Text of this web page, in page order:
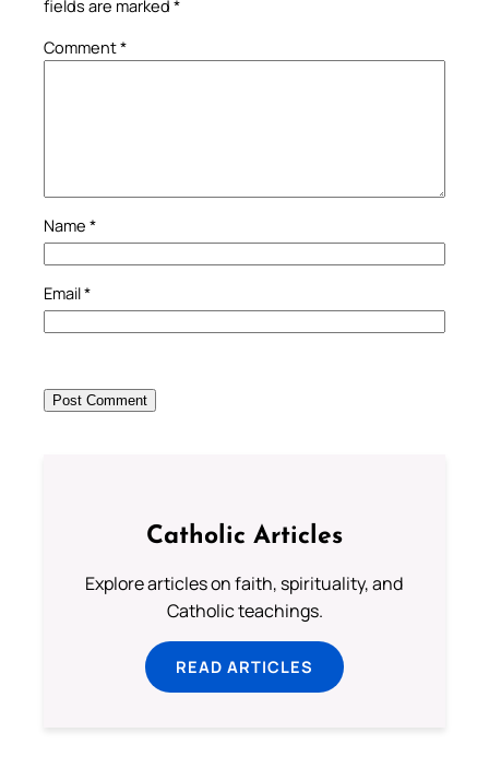
fields are marked *
Comment*
Name *
Email*
Catholic Articles
Explore articles on faith, spirituality, and
Catholic teachings.
READ ARTICLES